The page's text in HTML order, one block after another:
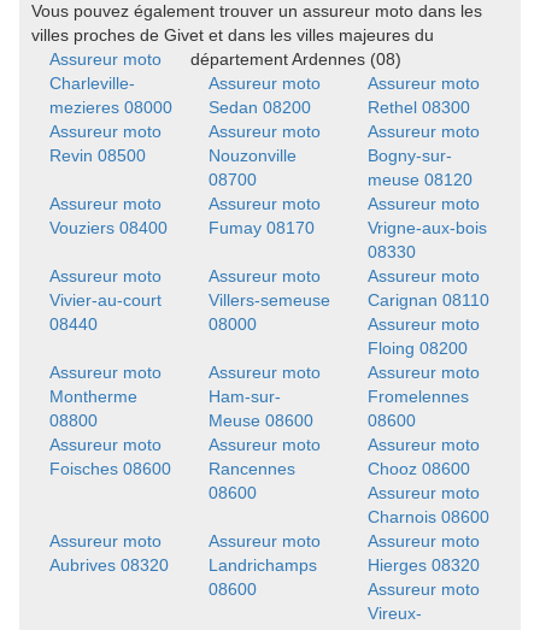
Vous pouvez également trouver un assureur moto dans les
villes proches de Givet et dans les villes majeures du
département Ardennes (08)
Assureur moto
Charleville-
mezieres 08000
Assureur moto
Sedan 08200
Assureur moto
Rethel 08300
Assureur moto
Revin 08500
Assureur moto
Nouzonville
08700
Assureur moto
Bogny-sur-
meuse 08120
Assureur moto
Vouziers 08400
Assureur moto
Fumay 08170
Assureur moto
Vrigne-aux-bois
08330
Assureur moto
Vivier-au-court
08440
Assureur moto
Villers-semeuse
08000
Assureur moto
Carignan 08110
Assureur moto
Floing 08200
Assureur moto
Montherme
08800
Assureur moto
Ham-sur-
Meuse 08600
Assureur moto
Fromelennes
08600
Assureur moto
Foisches 08600
Assureur moto
Rancennes
08600
Assureur moto
Chooz 08600
Assureur moto
Charnois 08600
Assureur moto
Aubrives 08320
Assureur moto
Landrichamps
08600
Assureur moto
Hierges 08320
Assureur moto
Vireux-